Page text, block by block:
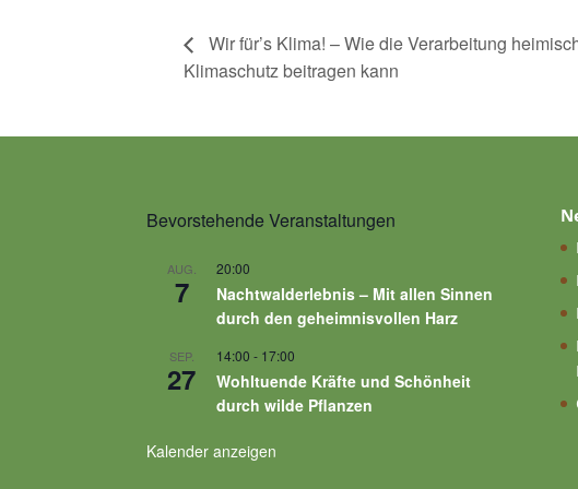
Wir für’s Klima! – Wie die Verarbeitung
Klimaschutz beitragen kann
Bevorstehende Veranstaltungen
AUG.
7
20:00
Nachtwalderlebnis – Mit allen Sinnen
durch den geheimnisvollen Harz
SEP.
27
14:00 - 17:00
Wohltuende Kräfte und Schönheit
durch wilde Pflanzen
Kalender anzeigen